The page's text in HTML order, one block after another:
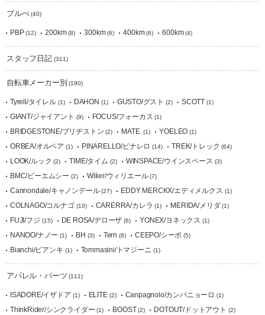
ブルべ(40)
PBP(12) 200km(8) 300km(6) 400km(6) 600km(4)
スタッフ日記(311)
自転車メーカー別 (190)
Tyrell/タイレル(1) DAHON (1) GUSTO/グスト (2) SCOTT (1)
GIANT/ジャイアント (9) FOCUS/フォーカス (1)
BRIDGESTONE/ブリヂストン (2) MATE. (1) YOELEO (1)
ORBEA/オルベア (1) PINARELLO/ピナレロ (14) TREK/トレック (64)
LOOK/ルック (2) TIME/タイム (2) WINSPACE/ウインスペース (3)
BMC/ビーエムシー (2) Wilier/ウィリエール(7)
Cannondale/キャノンデール(27) EDDY MERCKX/エディメルクス (1)
COLNAGO/コルナゴ (10) CARERRA/カレラ (1) MERIDA/メリダ (1)
FUJI/フジ (15) DE ROSA/デローザ (6) YONEX/ヨネックス (1)
NANOO/ナノー (1) BH (3) Tern (8) CEEPO/シーポ (5)
Bianchi/ビアンキ (1) Tommasini/トマジーニ (1)
アパレル・パーツ (111)
ISADORE/イザドア (1) ELITE (2) Canpagnolo/カンパニョーロ (1)
ThinkRider/シンクライダー (1) BOOST (2) DOTOUT/ドットアウト (2)